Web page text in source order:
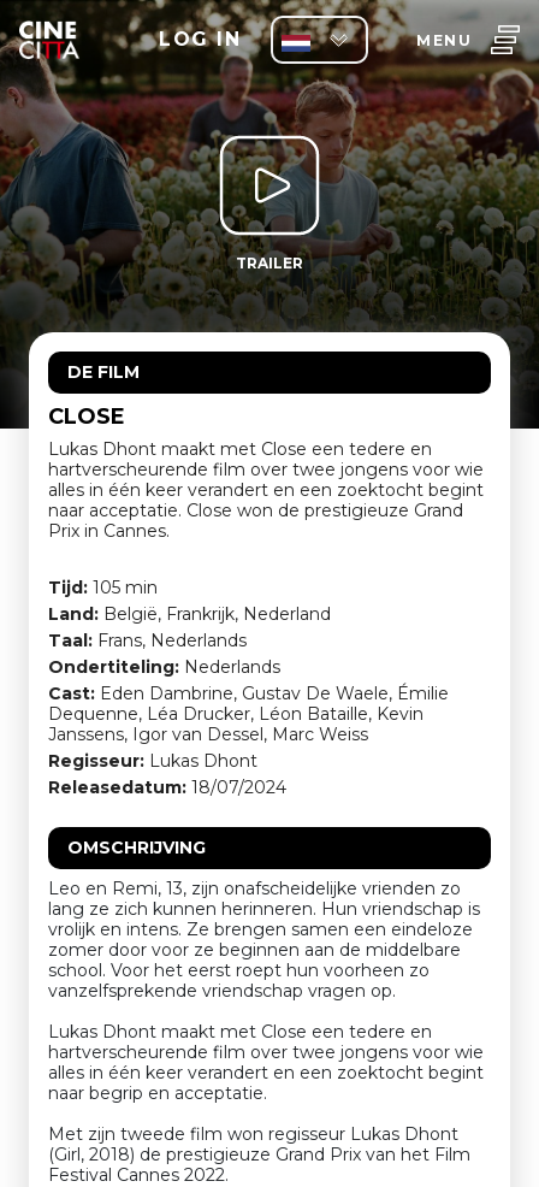
LOG IN MENU
TRAILER
DE FILM
CLOSE
Lukas Dhont maakt met Close een tedere en
hartverscheurende film over twee jongens voor wie
alles in één keer verandert en een zoektocht begint
naar acceptatie. Close won de prestigieuze Grand
Prix in Cannes.
Tijd: 105 min
Land: België, Frankrijk, Nederland
Taal: Frans, Nederlands
Ondertiteling: Nederlands
Cast: Eden Dambrine, Gustav De Waele, Émilie
Dequenne, Léa Drucker, Léon Bataille, Kevin
Janssens, Igor van Dessel, Marc Weiss
Regisseur: Lukas Dhont
Releasedatum: 18/07/2024
OMSCHRIJVING
Leo en Remi, 13, zijn onafscheidelijke vrienden zo
lang ze zich kunnen herinneren. Hun vriendschap is
vrolijk en intens. Ze brengen samen een eindeloze
zomer door voor ze beginnen aan de middelbare
school. Voor het eerst roept hun voorheen zo
vanzelfsprekende vriendschap vragen op.
Lukas Dhont maakt met Close een tedere en
hartverscheurende film over twee jongens voor wie
alles in één keer verandert en een zoektocht begint
naar begrip en acceptatie.
Met zijn tweede film won regisseur Lukas Dhont
(Girl, 2018) de prestigieuze Grand Prix van het Film
Festival Cannes 2022.